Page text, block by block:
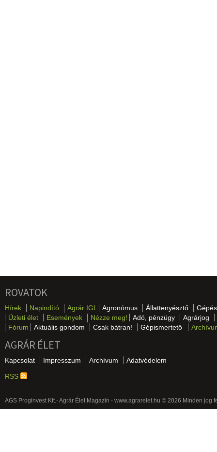
ROVATOK
Hírek Napindító Agrár IGL Agronómus Állattenyésztő
Üzleti élet
Események Nézze meg! Adó, pénzügy
Agrárjog
Fórum
Aktuális gondom Csak bátran! Gépismertető
AGRÁR ÉLET
Kapcsolat Impresszum Archívum Adatvédelem
RSS
AGS Proginvest Kft.- Agrár Élet Magazin - www.agrarelet.hu © 2026 Minden jog